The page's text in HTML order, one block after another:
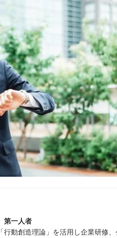
第一人者
行動創造理論」を活用し企業研修